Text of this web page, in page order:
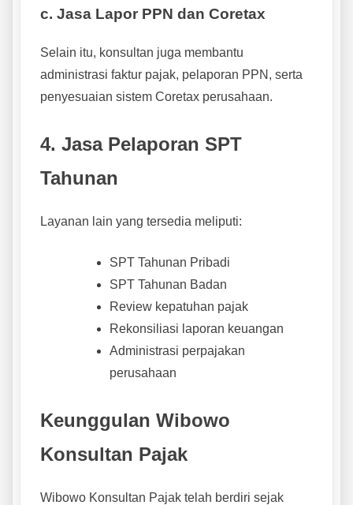
c. Jasa Lapor PPN dan Coretax
Selain itu, konsultan juga membantu
administrasi faktur pajak, pelaporan PPN, serta
penyesuaian sistem Coretax perusahaan.
4. Jasa Pelaporan SPT
Tahunan
Layanan lain yang tersedia meliputi:
SPT Tahunan Pribadi
SPT Tahunan Badan
Review kepatuhan pajak
Rekonsiliasi laporan keuangan
Administrasi perpajakan
perusahaan
Keunggulan Wibowo
Konsultan Pajak
Wibowo Konsultan Pajak telah berdiri sejak